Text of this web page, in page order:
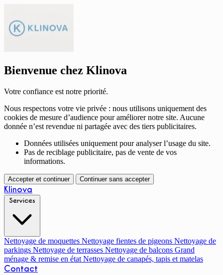
Bienvenue chez Klinova
Votre confiance est notre priorité.
Nous respectons votre vie privée : nous utilisons uniquement des
cookies de mesure d’audience pour améliorer notre site. Aucune
donnée n’est revendue ni partagée avec des tiers publicitaires.
Données utilisées uniquement pour analyser l’usage du site.
Pas de reciblage publicitaire, pas de vente de vos
informations.
Accepter et continuer Continuer sans accepter
Klinova
Nettoyage de moquettes Nettoyage fientes de pigeons Nettoyage de
parkings Nettoyage de terrasses Nettoyage de balcons Grand
ménage & remise en état Nettoyage de canapés, tapis et matelas
Contact